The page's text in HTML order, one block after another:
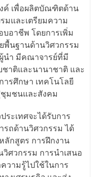
ค์ เพื่อผลิตบัณฑิตด้าน
มและเตรียมความ
อาชีพ โดยการเพิ่ม
พื้นฐานด้านวิศวกรรม
นำ มีคณาจารย์ที่มี
าติและนานาชาติ และ
รศึกษา เทคโนโลยี
ชุมชนและสังคม
ะเทศจะได้รับการ
ถด้านวิศวกรรม ได้
ลักสูตร การฝึกงาน
ศวกรรม การนำเสนอ
วามรู้ไปใช้ในการ